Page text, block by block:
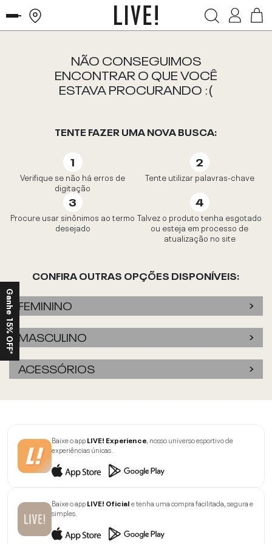
NÃO CONSEGUIMOS
ENCONTRAR O QUE VOCÊ
ESTAVA PROCURANDO :(
TENTE FAZER UMA NOVA BUSCA:
Verifique se não há erros de
digitação
Tente utilizar palavras-chave
Procure usar sinônimos ao termo
desejado
Talvez o produto tenha esgotado
ou esteja em processo de
atualização no site
CONFIRA OUTRAS OPÇÕES DISPONÍVEIS:
FEMININO
MASCULINO
ACESSÓRIOS
Baixe o appLIVE! Experience, nosso universo esportivo de
experiências únicas.
Baixe o appLIVE! Oficiale tenha uma compra facilitada, segura e
simples.
Ganhe 15% OFF*